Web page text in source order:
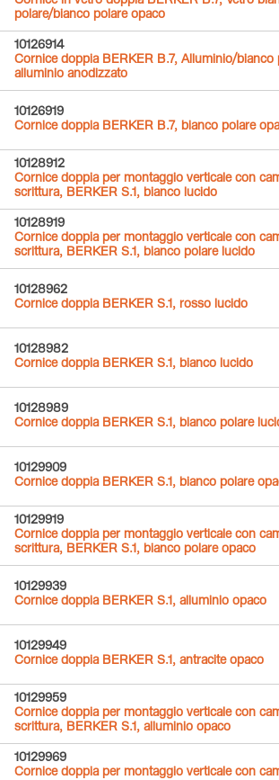
polare/bianco polare opaco
10126914
Cornice doppia BERKER B.7, Alluminio/bianco
alluminio anodizzato
10126919
Cornice doppia BERKER B.7, bianco polare
10128912
Cornice doppia per montaggio verticale con
scrittura, BERKER S.1, bianco lucido
10128919
Cornice doppia per montaggio verticale con
scrittura, BERKER S.1, bianco polare lucido
10128962
Cornice doppia BERKER S.1, rosso lucido
10128982
Cornice doppia BERKER S.1, bianco lucido
10128989
Cornice doppia BERKER S.1, bianco polare
10129909
Cornice doppia BERKER S.1, bianco polare
10129919
Cornice doppia per montaggio verticale con
scrittura, BERKER S.1, bianco polare opaco
10129939
Cornice doppia BERKER S.1, alluminio opaco
10129949
Cornice doppia BERKER S.1, antracite opaco
10129959
Cornice doppia per montaggio verticale con
scrittura, BERKER S.1, alluminio opaco
10129969
Cornice doppia per montaggio verticale con